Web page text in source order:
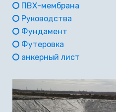
ПВХ-мембрана
Руководства
Фундамент
Футеровка
анкерный лист